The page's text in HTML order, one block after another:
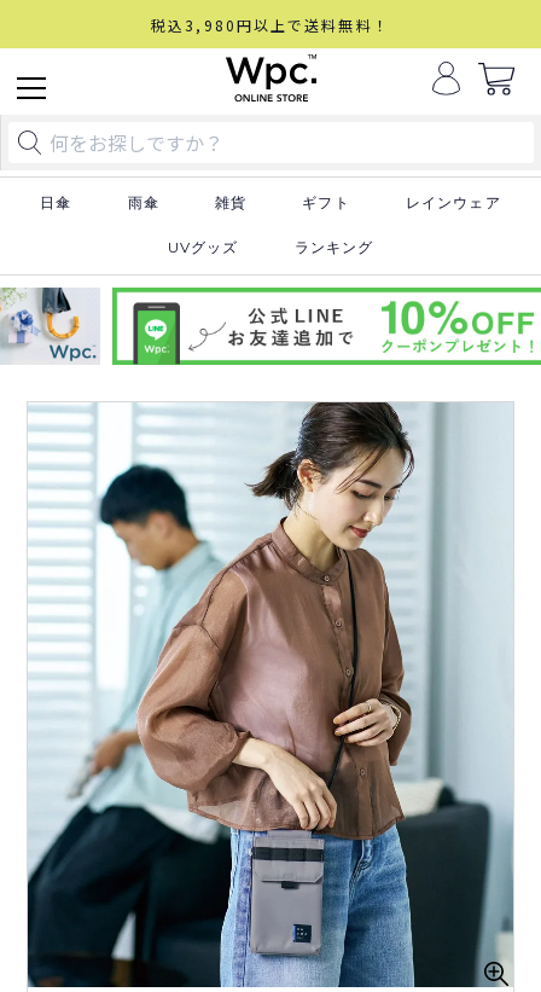
税込3,980円以上で送料無料！
日傘 雨傘 雑貨 ギフト レインウェア
UVグッズ ランキング